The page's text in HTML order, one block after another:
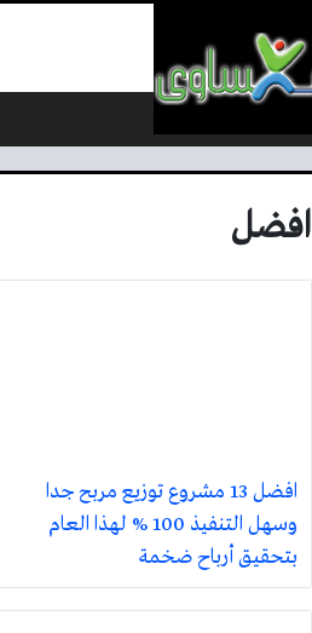
افضل
افضل 13 مشروع توزيع مربح جدا
وسهل التنفيذ 100 % لهذا العام
بتحقيق أرباح ضخمة